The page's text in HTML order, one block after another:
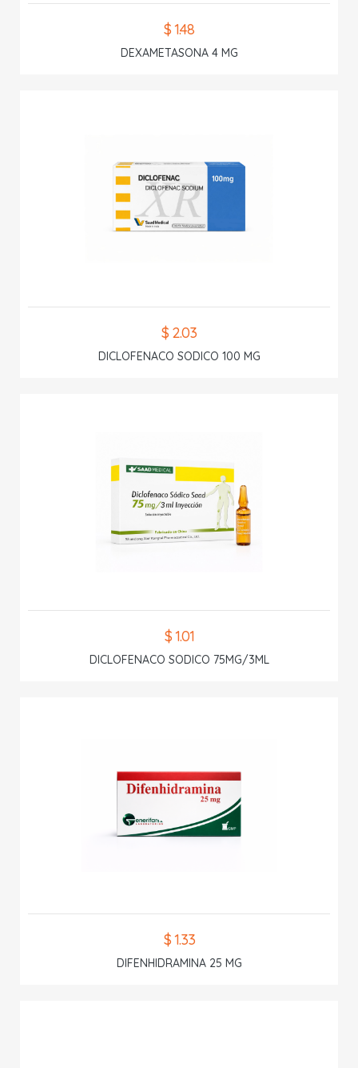
$ 1.48
DEXAMETASONA 4 MG
$ 2.03
DICLOFENACO SODICO 100 MG
$ 1.01
DICLOFENACO SODICO 75MG/3ML
$ 1.33
DIFENHIDRAMINA 25 MG